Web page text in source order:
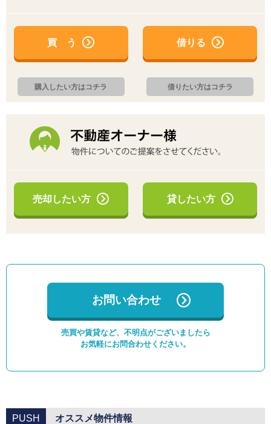
買 う
購入したい方はコチラ
借りる
借りたい方はコチラ
売却したい方 貸したい方
お問い合わせ
売買や賃貸など、不明点がございましたら
お気軽にお問合わせください。
PUSH オススメ物件情報